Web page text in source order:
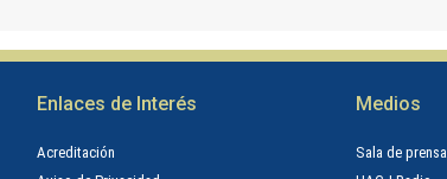
Enlaces de Interés
Acreditación
Medios
Sala de prensa